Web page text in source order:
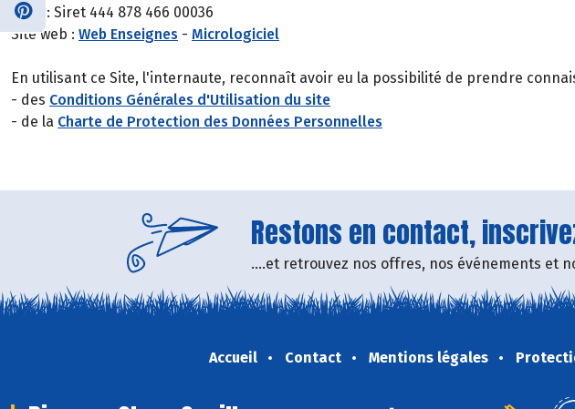
Siret : Siret 444 878 466 00036
Site web : Web Enseignes - Micrologiciel
En utilisant ce Site, l'internaute, reconnaît avoir eu la possibilité de prendre
- des Conditions Générales d'Utilisation du site
- de la Charte de Protection des Données Personnelles
Restons en contact,
....et retrouvez nos offres, nos événements et
Accueil Contact Mentions légales